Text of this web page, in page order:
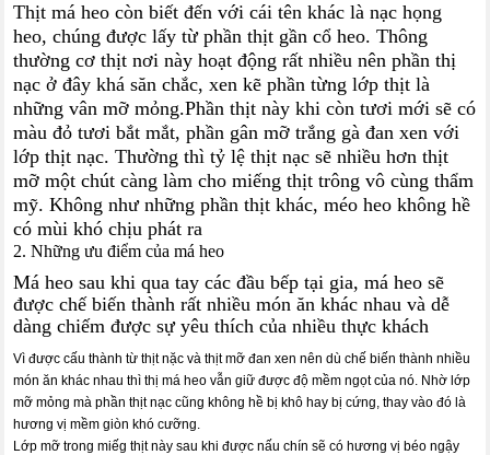
Thịt má heo còn biết đến với cái tên khác là nạc họng
heo, chúng được lấy từ phần thịt gần cổ heo. Thông
thường cơ thịt nơi này hoạt động rất nhiều nên phần thị
nạc ở đây khá săn chắc, xen kẽ phần từng lớp thịt là
những vân mỡ mỏng.Phần thịt này khi còn tươi mới sẽ có
màu đỏ tươi bắt mắt, phần gân mỡ trắng gà đan xen với
lớp thịt nạc. Thường thì tỷ lệ thịt nạc sẽ nhiều hơn thịt
mỡ một chút càng làm cho miếng thịt trông vô cùng thẩm
mỹ. Không như những phần thịt khác, méo heo không hề
có mùi khó chịu phát ra
2. Những ưu điểm của má heo
Má heo sau khi qua tay các đầu bếp tại gia, má heo sẽ
được chế biến thành rất nhiều món ăn khác nhau và dễ
dàng chiếm được sự yêu thích của nhiều thực khách
Vì được cấu thành từ thịt nặc và thịt mỡ đan xen nên dù chế biến thành nhiều
món ăn khác nhau thì thị má heo vẫn giữ được độ mềm ngọt của nó. Nhờ lớp
mỡ mỏng mà phần thịt nạc cũng không hề bị khô hay bị cứng, thay vào đó là
hương vị mềm giòn khó cưỡng.
Lớp mỡ trong miếg thịt này sau khi được nấu chín sẽ có hương vị béo ngậy